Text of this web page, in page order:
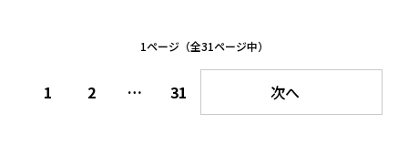
1ページ（全31ページ中）
1 2 … 31 次へ